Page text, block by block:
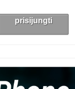
prisijungti